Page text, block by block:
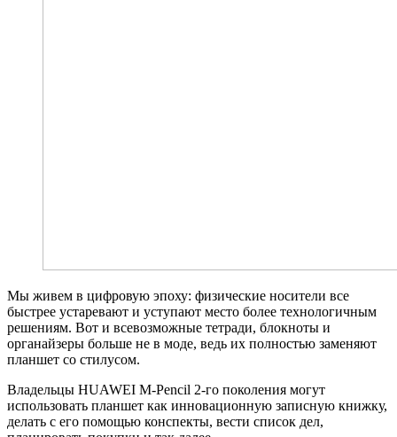
Мы живем в цифровую эпоху: физические носители все
быстрее устаревают и уступают место более технологичным
решениям. Вот и всевозможные тетради, блокноты и
органайзеры больше не в моде, ведь их полностью заменяют
планшет со стилусом.
Владельцы HUAWEI M-Pencil 2-го поколения могут
использовать планшет как инновационную записную книжку,
делать с его помощью конспекты, вести список дел,